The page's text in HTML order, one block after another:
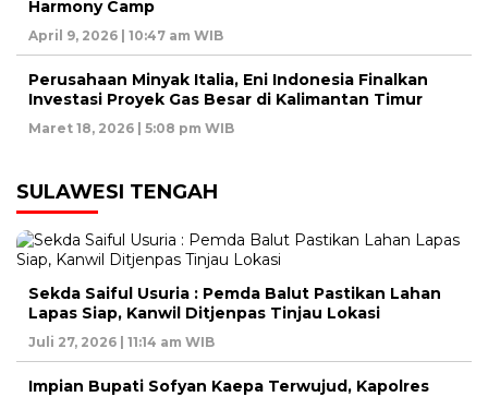
Harmony Camp
April 9, 2026 | 10:47 am WIB
Perusahaan Minyak Italia, Eni Indonesia Finalkan
Investasi Proyek Gas Besar di Kalimantan Timur
Maret 18, 2026 | 5:08 pm WIB
SULAWESI TENGAH
Sekda Saiful Usuria : Pemda Balut Pastikan Lahan
Lapas Siap, Kanwil Ditjenpas Tinjau Lokasi
Juli 27, 2026 | 11:14 am WIB
Impian Bupati Sofyan Kaepa Terwujud, Kapolres